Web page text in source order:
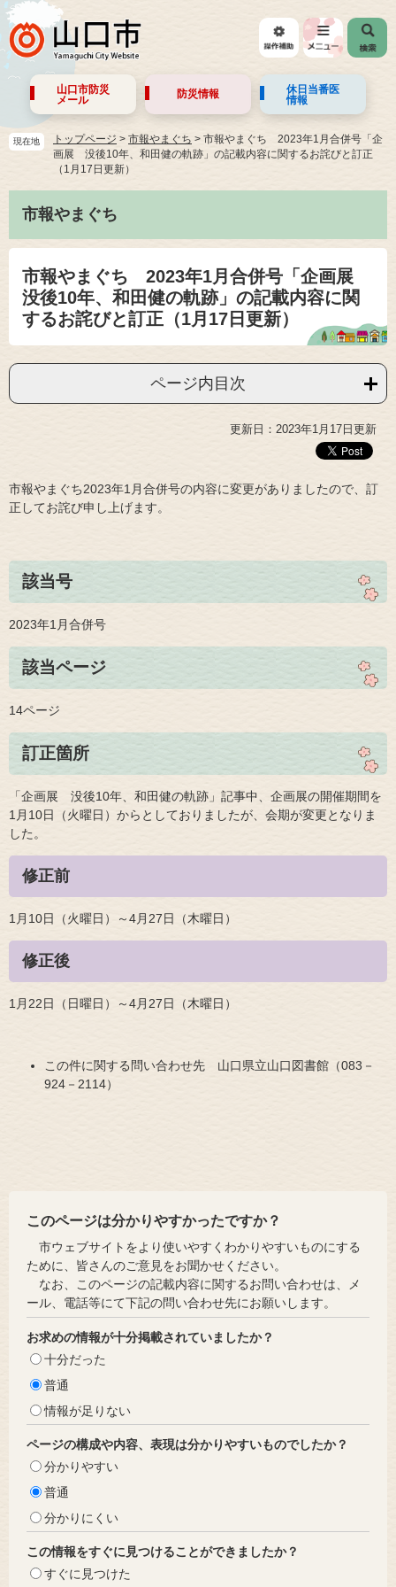
山口市防災
メール
防災情報
休日当番医
情報
現在地 トップページ > 市報やまぐち > 市報やまぐち 2023年1月合併号「企
画展 没後10年、和田健の軌跡」の記載内容に関するお詫びと訂正
（1月17日更新）
市報やまぐち
市報やまぐち 2023年1月合併号「企画展
没後10年、和田健の軌跡」の記載内容に関
するお詫びと訂正（1月17日更新）
ページ内目次
更新日：2023年1月17日更新
市報やまぐち2023年1月合併号の内容に変更がありましたので、訂
正してお詫び申し上げます。
該当号
2023年1月合併号
該当ページ
14ページ
訂正箇所
「企画展 没後10年、和田健の軌跡」記事中、企画展の開催期間を
1月10日（火曜日）からとしておりましたが、会期が変更となりま
した。
修正前
1月10日（火曜日）～4月27日（木曜日）
修正後
1月22日（日曜日）～4月27日（木曜日）
この件に関する問い合わせ先 山口県立山口図書館（083－
924－2114）
このページは分かりやすかったですか？
市ウェブサイトをより使いやすくわかりやすいものにする
ために、皆さんのご意見をお聞かせください。
なお、このページの記載内容に関するお問い合わせは、メ
ール、電話等にて下記の問い合わせ先にお願いします。
お求めの情報が十分掲載されていましたか？
十分だった
普通
情報が足りない
ページの構成や内容、表現は分かりやすいものでしたか？
分かりやすい
普通
分かりにくい
この情報をすぐに見つけることができましたか？
すぐに見つけた